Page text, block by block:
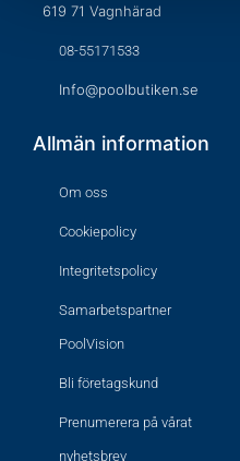
619 71 Vagnhärad
08-55171533
Info@poolbutiken.se
Allmän information
Om oss
Cookiepolicy
Integritetspolicy
Samarbetspartner
PoolVision
Bli företagskund
Prenumerera på vårat
nyhetsbrev